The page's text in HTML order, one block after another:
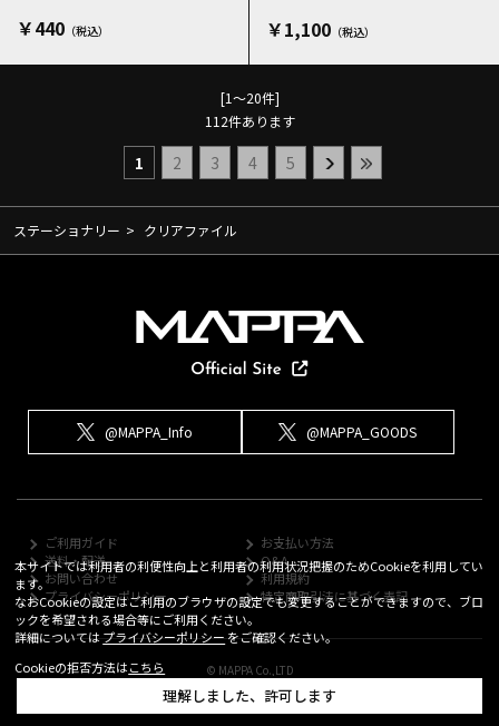
￥440 ￥1,100
[1～20件]
112件あります
1 2 3 4 5
ステーショナリー > クリアファイル
@MAPPA_Info @MAPPA_GOODS
ご利用ガイド
お支払い方法
送料・配送
Q&A
お問い合わせ
利用規約
プライバシーポリシー
特定商取引法に基づく表記
© MAPPA Co.,LTD
本サイトでは利用者の利便性向上と利用者の利用状況把握のためCookieを利用してい
ます。
なおCookieの設定はご利用のブラウザの設定でも変更することができますので、ブロ
ックを希望される場合等にご利用ください。
詳細についてはプライバシーポリシーをご確認ください。
Cookieの拒否方法はこちら
理解しました、許可します